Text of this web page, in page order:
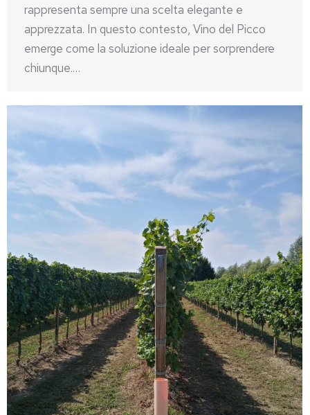
rappresenta sempre una scelta elegante e
apprezzata. In questo contesto, Vino del Picco
emerge come la soluzione ideale per sorprendere
chiunque.…